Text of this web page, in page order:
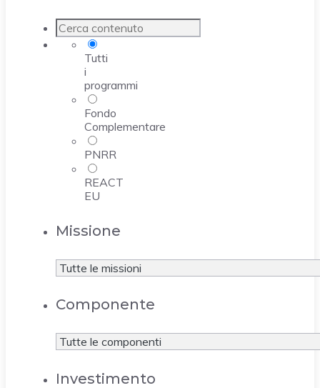
Tutti
i
programmi
Fondo
Complementare
PNRR
REACT
EU
Missione
Componente
Investimento